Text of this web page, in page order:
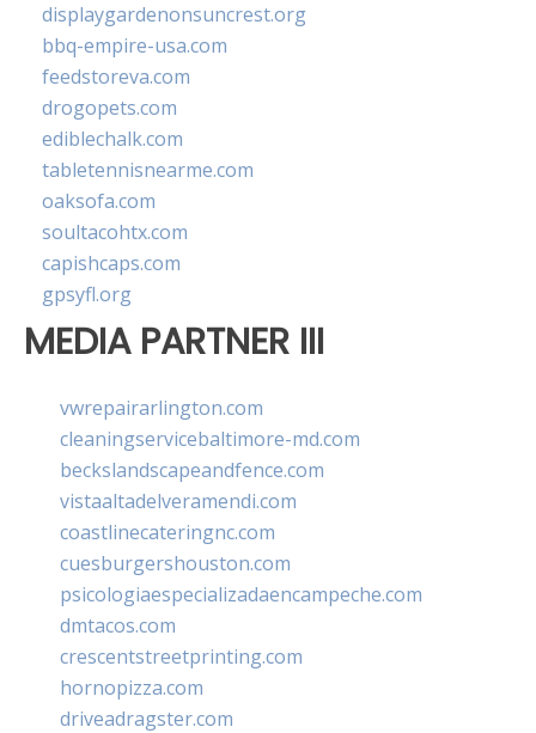
displaygardenonsuncrest.org
bbq-empire-usa.com
feedstoreva.com
drogopets.com
ediblechalk.com
tabletennisnearme.com
oaksofa.com
soultacohtx.com
capishcaps.com
gpsyfl.org
MEDIA PARTNER III
vwrepairarlington.com
cleaningservicebaltimore-md.com
beckslandscapeandfence.com
vistaaltadelveramendi.com
coastlinecateringnc.com
cuesburgershouston.com
psicologiaespecializadaencampeche.com
dmtacos.com
crescentstreetprinting.com
hornopizza.com
driveadragster.com